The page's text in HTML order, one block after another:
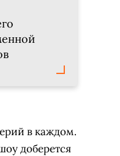
в каждом.
доберется